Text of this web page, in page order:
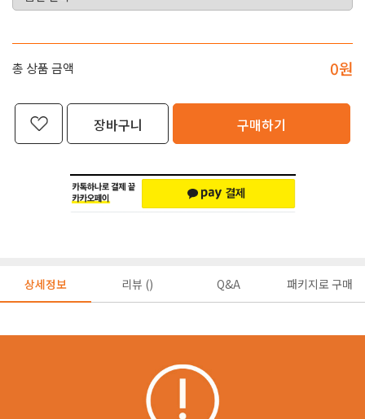
총 상품 금액 0원
장바구니 구매하기
상세정보 리뷰 () Q&A 패키지로 구매